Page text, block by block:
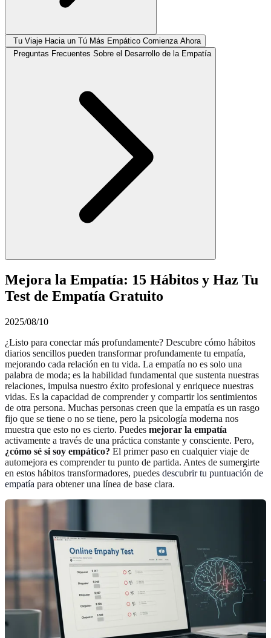
Tu Viaje Hacia un Tú Más Empático Comienza Ahora
Preguntas Frecuentes Sobre el Desarrollo de la Empatía
Mejora la Empatía: 15 Hábitos y Haz Tu
Test de Empatía Gratuito
2025/08/10
¿Listo para conectar más profundamente? Descubre cómo hábitos
diarios sencillos pueden transformar profundamente tu empatía,
mejorando cada relación en tu vida. La empatía no es solo una
palabra de moda; es la habilidad fundamental que sustenta nuestras
relaciones, impulsa nuestro éxito profesional y enriquece nuestras
vidas. Es la capacidad de comprender y compartir los sentimientos
de otra persona. Muchas personas creen que la empatía es un rasgo
fijo que se tiene o no se tiene, pero la psicología moderna nos
muestra que esto no es cierto. Puedes mejorar la empatía
activamente a través de una práctica constante y consciente. Pero,
¿cómo sé si soy empático? El primer paso en cualquier viaje de
automejora es comprender tu punto de partida. Antes de sumergirte
en estos hábitos transformadores, puedes descubrir tu puntuación de
empatía para obtener una línea de base clara.